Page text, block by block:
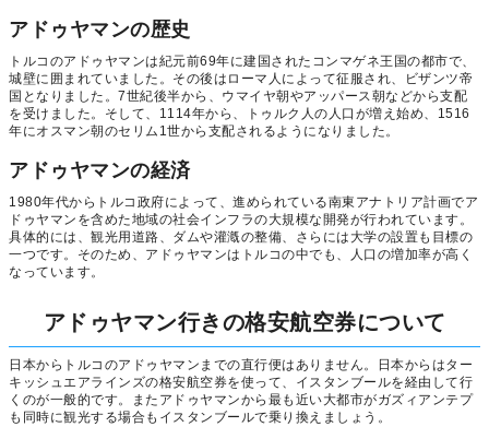
アドゥヤマンの歴史
トルコのアドゥヤマンは紀元前69年に建国されたコンマゲネ王国の都市で、
城壁に囲まれていました。その後はローマ人によって征服され、ビザンツ帝
国となりました。7世紀後半から、ウマイヤ朝やアッパース朝などから支配
を受けました。そして、1114年から、トゥルク人の人口が増え始め、1516
年にオスマン朝のセリム1世から支配されるようになりました。
アドゥヤマンの経済
1980年代からトルコ政府によって、進められている南東アナトリア計画でア
ドゥヤマンを含めた地域の社会インフラの大規模な開発が行われています。
具体的には、観光用道路、ダムや灌漑の整備、さらには大学の設置も目標の
一つです。そのため、アドゥヤマンはトルコの中でも、人口の増加率が高く
なっています。
アドゥヤマン行きの格安航空券について
日本からトルコのアドゥヤマンまでの直行便はありません。日本からはター
キッシュエアラインズの格安航空券を使って、イスタンブールを経由して行
くのが一般的です。またアドゥヤマンから最も近い大都市がガズィアンテプ
も同時に観光する場合もイスタンブールで乗り換えましょう。